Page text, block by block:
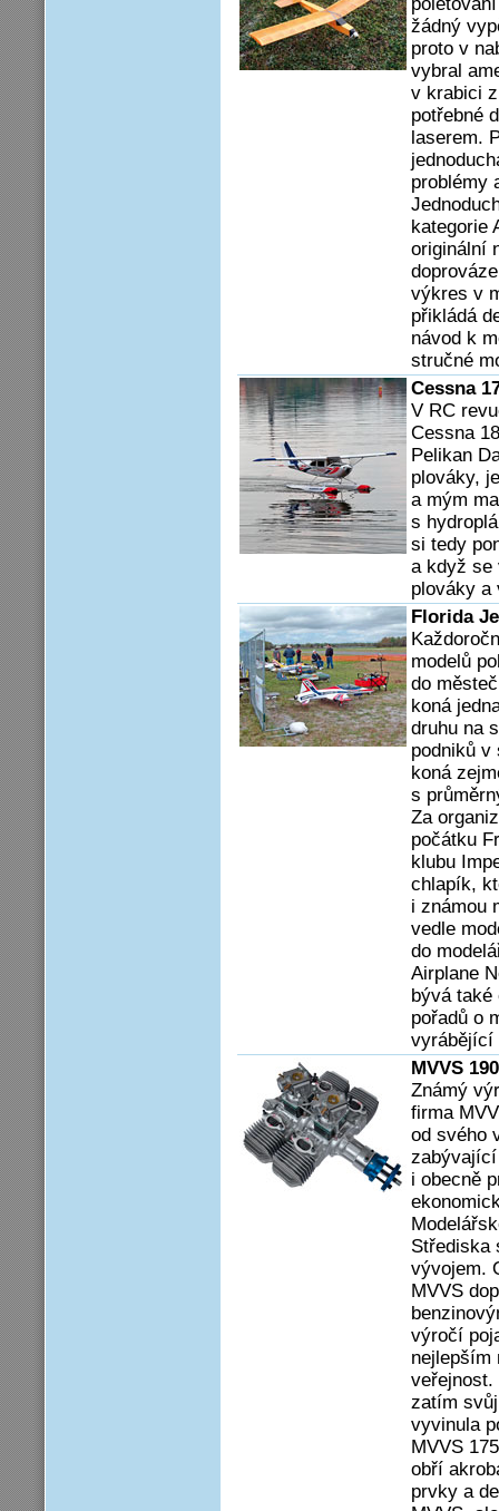
žádný
proto v
vybral
v krabici
potřebné
laserem.
problémy
kategorie
originální
výkres v
přikládá
návod k
stručné
Cessna
V RC
Cessna
Pelikan
plováky,
a mým
s
si tedy
a když se
plováky a
Florida
modelů
do
koná
druhu na
podniků v
koná
s
Za
počátku
klubu
chlapík,
i známou
vedle
do
Airplane
bývá
pořadů o
vyrábějící
MVVS
Známý
firma
od svého
zabývající
i obecně
Střediska
vývojem.
MVVS
výročí
nejlepším
veřejnost.
zatím
vyvinula
MVVS
obří
prvky a